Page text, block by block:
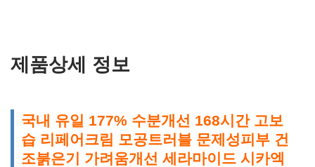
제품상세 정보
국내 유일 177% 수분개선 168시간 고보
습 리페어크림 모공트러블 문제성피부 건
조붉은기 가려움개선 세라마이드 시카엑